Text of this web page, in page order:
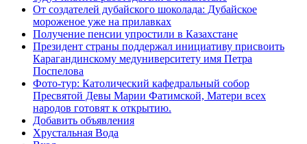
От создателей дубайского шоколада: Дубайское
мороженое уже на прилавках
Получение пенсии упростили в Казахстане
Президент страны поддержал инициативу присвоить
Карагандинскому медуниверситету имя Петра
Поспелова
Фото-тур: Католический кафедральный собор
Пресвятой Девы Марии Фатимской, Матери всех
народов готовят к открытию.
Добавить объявления
Хрустальная Вода